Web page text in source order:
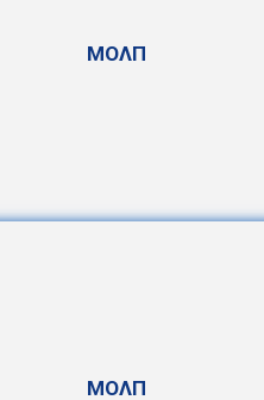
ΜΟΛΠ
ΜΟΛΠ